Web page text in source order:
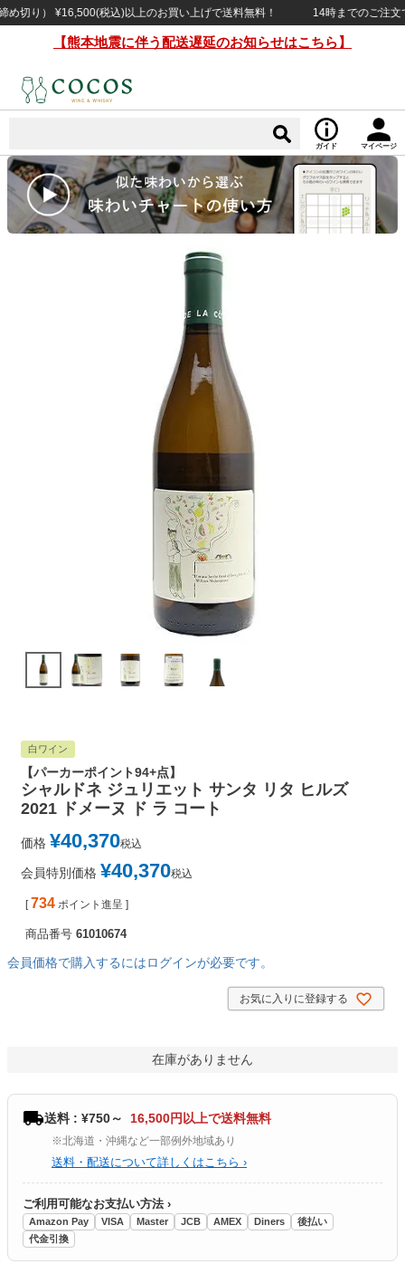
り） ¥16,500(税込)以上のお買い上げで送料無料！ 14時までのご注文で
【熊本地震に伴う配送遅延のお知らせはこちら】
ガイド マイページ
白ワイン
【パーカーポイント94+点】
シャルドネ ジュリエット サンタ リタ ヒルズ
2021 ドメーヌ ド ラ コート
価格 ¥40,370税込
会員特別価格 ¥40,370税込
[ 734 ポイント進呈 ]
商品番号 61010674
会員価格で購入するにはログインが必要です。
お気に入りに登録する
在庫がありません
送料 : ¥750～ 16,500円以上で送料無料
※北海道・沖縄など一部例外地域あり
送料・配送について詳しくはこちら ›
ご利用可能なお支払い方法 ›
Amazon Pay VISA Master JCB AMEX Diners
後払い
代金引換